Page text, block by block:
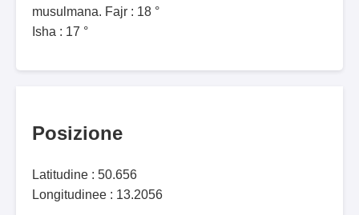
musulmana. Fajr : 18 °
Isha : 17 °
Posizione
Latitudine : 50.656
Longitudinee : 13.2056